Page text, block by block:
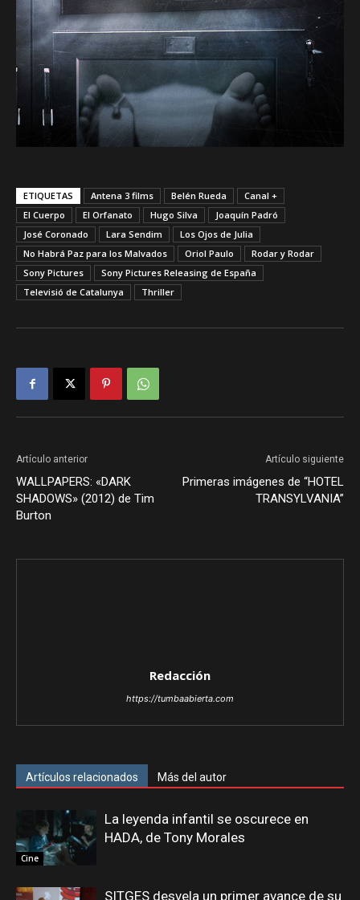
ETIQUETAS Antena 3 films Belén Rueda
Canal +
El Cuerpo
El Orfanato Hugo Silva
Joaquín Padró
José Coronado
Lara Sendim
Los Ojos de Julia
No Habrá Paz para los Malvados
Oriol Paulo
Rodar y Rodar
Sony Pictures
Sony Pictures Releasing de España
Televisió de Catalunya
Thriller
Artículo anterior
WALLPAPERS: «DARK
SHADOWS» (2012) de Tim
Burton
Artículo siguiente
Primeras imágenes de “HOTEL
TRANSYLVANIA”
Redacción
https://tumbaabierta.com
Artículos relacionados Más del autor
Cine
La leyenda infantil se oscurece en
HADA, de Tony Morales
SITGES desvela un primer avance de su